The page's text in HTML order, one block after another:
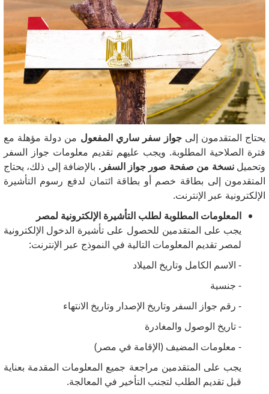
يحتاج المتقدمون إلىجواز سفر ساري المفعول من دولة مؤهلة مع
فترة الصلاحية المطلوبة. ويجب عليهم تقديم معلومات جواز السفر
وتحميلنسخة من صفحة صور جواز السفر. بالإضافة إلى ذلك، يحتاج
المتقدمون إلى بطاقة خصم أو بطاقة ائتمان لدفع رسوم التأشيرة
الإلكترونية عبر الإنترنت.
المعلومات المطلوبة لطلب التأشيرة الإلكترونية لمصر
يجب على المتقدمين للحصول على تأشيرة الدخول الإلكترونية
لمصر تقديم المعلومات التالية في النموذج عبر الإنترنت:
- الاسم الكامل وتاريخ الميلاد
- جنسية
- رقم جواز السفر وتاريخ الإصدار وتاريخ الانتهاء
- تاريخ الوصول والمغادرة
- معلومات المضيف (الإقامة في مصر)
يجب على المتقدمين مراجعة جميع المعلومات المقدمة بعناية
قبل تقديم الطلب لتجنب التأخير في المعالجة.